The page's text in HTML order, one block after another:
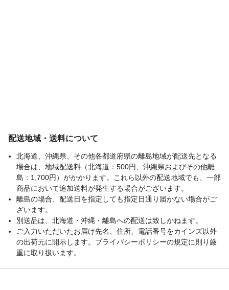
配送地域・送料について
北海道、沖縄県、その他各都道府県の離島地域が配送先となる
場合は、地域配送料（北海道：500円、沖縄県およびその他離
島：1,700円）がかかります。これら以外の配送地域でも、一部
商品において追加送料が発生する場合がございます。
離島の場合、配送日を指定しても指定日通り届かない場合がご
ざいます。
別送品は、北海道・沖縄・離島への配送は致しかねます。
ご入力いただいたお届け先名、住所、電話番号をカインズ以外
の出荷元に開示します。プライバシーポリシーの規定に則り厳
重に取り扱います。